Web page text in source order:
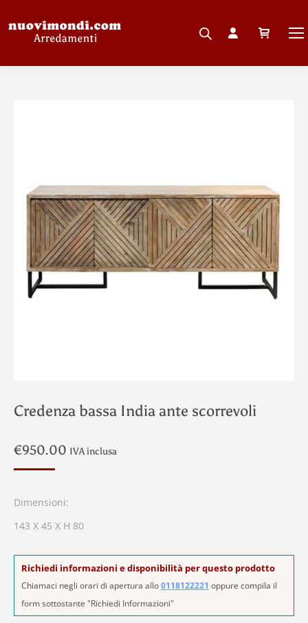
Credenza bassa India ante scorrevoli
€950.00 IVA inclusa
Dimensioni:
143 X 45 X H 80
Richiedi informazioni e disponibilità per questo prodotto
Chiamaci negli orari di apertura allo0118122221 oppure compila il
form sottostante "Richiedi Informazioni"